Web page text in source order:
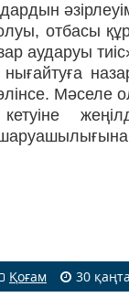
отбасы
аударуы
Мәселе
Қоғам 30